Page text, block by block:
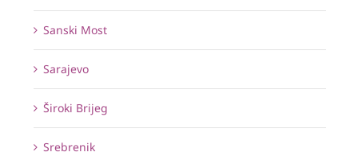
Sanski Most
Sarajevo
Široki Brijeg
Srebrenik